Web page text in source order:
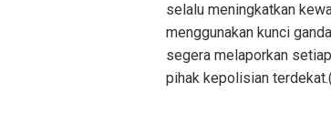
selalu meningkatkan
menggunakan kunci
segera melaporkan
pihak kepolisian